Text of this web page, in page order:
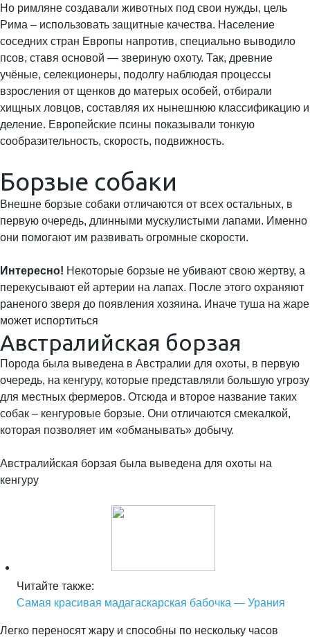
Но римляне создавали животных под свои нужды, цель
Рима – использовать защитные качества. Население
соседних стран Европы напротив, специально выводило
псов, ставя основой — звериную охоту. Так, древние
учёные, селекционеры, подолгу наблюдая процессы
взросления от щенков до матерых особей, отбирали
хищных ловцов, составляя их нынешнюю классификацию и
деление. Европейские псины показывали тонкую
сообразительность, скорость, подвижность.
Борзые собаки
Внешне борзые собаки отличаются от всех остальных, в
первую очередь, длинными мускулистыми лапами. Именно
они помогают им развивать огромные скорости.
Интересно! Некоторые борзые не убивают свою жертву, а
перекусывают ей артерии на лапах. После этого охраняют
раненого зверя до появления хозяина. Иначе туша на жаре
может испортиться
Австралийская борзая
Порода была выведена в Австралии для охоты, в первую
очередь, на кенгуру, которые представляли большую угрозу
для местных фермеров. Отсюда и второе название таких
собак – кенгуровые борзые. Они отличаются смекалкой,
которая позволяет им «обманывать» добычу.
Австралийская борзая была выведена для охоты на
кенгуру
Читайте также:
Самая красивая мадагаскарская бабочка — Урания
Легко переносят жару и способны по нескольку часов